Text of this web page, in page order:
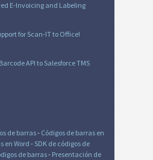
E-Invoicing and Labeling
for Scan-IT to Office!
API to Salesforce TMS
de barras- Códigos de barras en
en Word- SDK de códigos de
de barras- Presentación de